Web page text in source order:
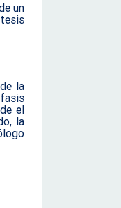
un
la
el
la